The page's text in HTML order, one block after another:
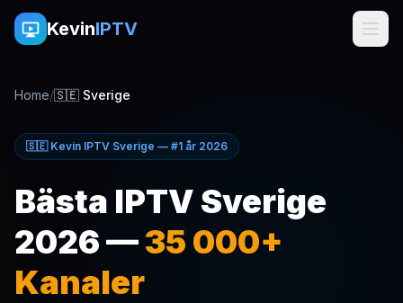
KevinIPTV
Home/🇸🇪 Sverige
🇸🇪 Kevin IPTV Sverige — #1 år 2026
Bästa IPTV Sverige
2026 —35 000+
Kanaler